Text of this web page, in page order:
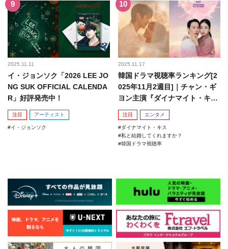
2025.11.11
イ・ジョンソク「2026 LEE JO
NG SUK OFFICIAL CALENDA
R」好評発売中！
注目 アーティスト
イ・ジョンソク
2025.11.17
韓国ドラマ視聴率ランキング[2
025年11月2週目]｜チャン・ギ
ヨン主演『ダイナマイト・キ
ス』がランクイン！
注目 エンタメ
ダイナマイト・キス
私と結婚してくれますか？
韓国ドラマ視聴率